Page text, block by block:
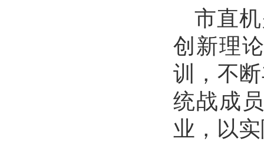
市直
创新理
训，不
统战成
业，以